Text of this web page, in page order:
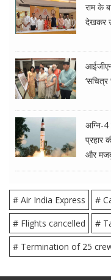
राम के
देखकर
‘सचित्र
अग्नि-
प्रहार
और
# Air India Express
#
# Flights cancelled
#
# Termination of 25